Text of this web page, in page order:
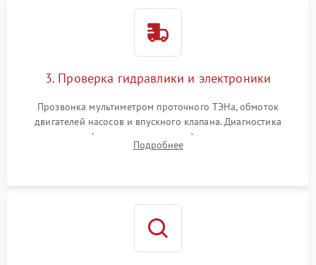
3. Проверка гидравлики и электроники
Прозвонка мультиметром проточного ТЭНа, обмоток
двигателей насосов и впускного клапана. Диагностика
прессостата (датчика уровня воды), датчика мутности,
концевика дверцы и электронного модуля управления.
Подробнее